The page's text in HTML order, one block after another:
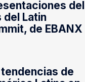
del
del Latin
de EBANX
de